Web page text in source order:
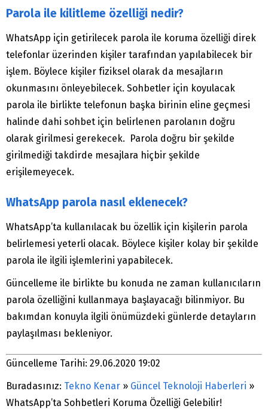
Parola ile kilitleme özelliği nedir?
WhatsApp için getirilecek parola ile koruma özelliği direk
telefonlar üzerinden kişiler tarafından yapılabilecek bir
işlem. Böylece kişiler fiziksel olarak da mesajların
okunmasını önleyebilecek. Sohbetler için koyulacak
parola ile birlikte telefonun başka birinin eline geçmesi
halinde dahi sohbet için belirlenen parolanın doğru
olarak girilmesi gerekecek. Parola doğru bir şekilde
girilmediği takdirde mesajlara hiçbir şekilde
erişilemeyecek.
WhatsApp parola nasıl eklenecek?
WhatsApp’ta kullanılacak bu özellik için kişilerin parola
belirlemesi yeterli olacak. Böylece kişiler kolay bir şekilde
parola ile ilgili işlemlerini yapabilecek.
Güncelleme ile birlikte bu konuda ne zaman kullanıcıların
parola özelliğini kullanmaya başlayacağı bilinmiyor. Bu
bakımdan konuyla ilgili önümüzdeki günlerde detayların
paylaşılması bekleniyor.
Güncelleme Tarihi: 29.06.2020 19:02
Buradasınız: Tekno Kenar » Güncel Teknoloji Haberleri »
WhatsApp’ta Sohbetleri Koruma Özelliği Gelebilir!